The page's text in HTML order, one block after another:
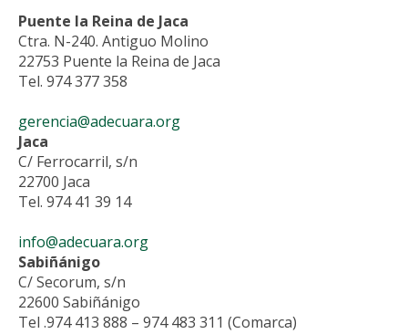
Puente la Reina de Jaca
Ctra. N-240. Antiguo Molino
22753 Puente la Reina de Jaca
Tel. 974 377 358
gerencia@adecuara.org
Jaca
C/ Ferrocarril, s/n
22700 Jaca
Tel. 974 41 39 14
info@adecuara.org
Sabiñánigo
C/ Secorum, s/n
22600 Sabiñánigo
Tel .974 413 888 – 974 483 311 (Comarca)